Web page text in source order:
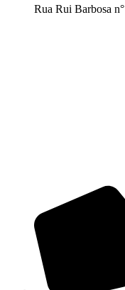
Rua Rui Barbosa